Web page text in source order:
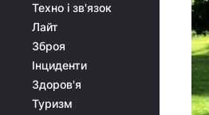
Техно і зв'язок
Лайт
Зброя
Інциденти
Здоров'я
Туризм